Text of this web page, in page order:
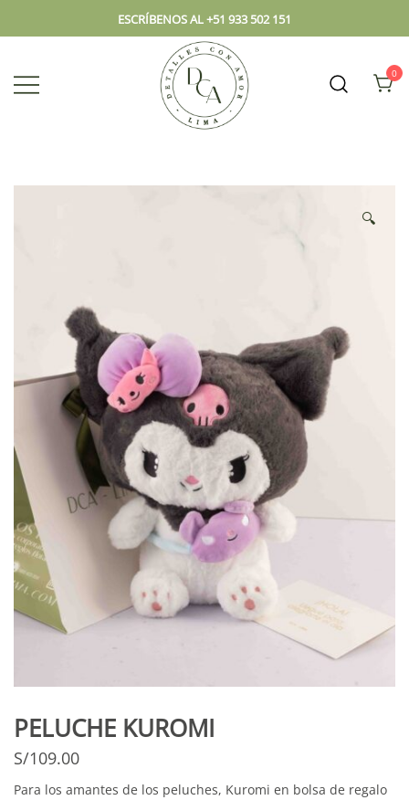
ESCRÍBENOS AL +51 933 502 151
lugar.
0
🔍
PELUCHE KUROMI
S/109.00
Para los amantes de los peluches, Kuromi en bolsa de regalo